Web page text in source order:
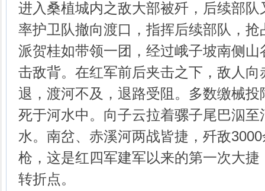
进入桑植城内之敌大部被歼，后续部
率护卫队撤向渡口，指挥后续部队，
派贺桂如带领一团，经过峨子坡南侧
击敌背。在红军前后夹击之下，敌人
退，渡河不及，退路受阻。多数缴械
死于河水中。向子云拉着骡子尾巴泅
水。南岔、赤溪河两战皆捷，歼敌
枪，这是红四军建军以来的第一次大
转折点。